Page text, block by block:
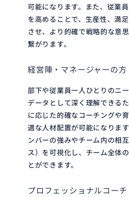
可能になります。また、従業
を高めることで、生産性、満
させ、より的確で戦略的な意
繋がります。
経営陣・マネージャーの方
部下や従業員一人ひとりのニ
データとして深く理解できる
に応じた的確なコーチングや
適な人材配置が可能になりま
ンバーの強みやチーム内の相
ス）を可視化し、チーム全体
とができます。
プロフェッショナルコー